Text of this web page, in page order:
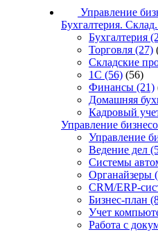
Управление
Бухгалтерия.
Бухгалтерия
Торговля (27)
Складские
1С (56) (56)
Финансы (21)
Домашняя
Кадровый
Управление
Управление
Ведение дел
Системы
Органайзеры
CRM/ERP-
Бизнес-план
Учет
Работа с